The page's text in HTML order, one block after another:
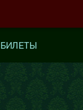
БИЛЕТЫ